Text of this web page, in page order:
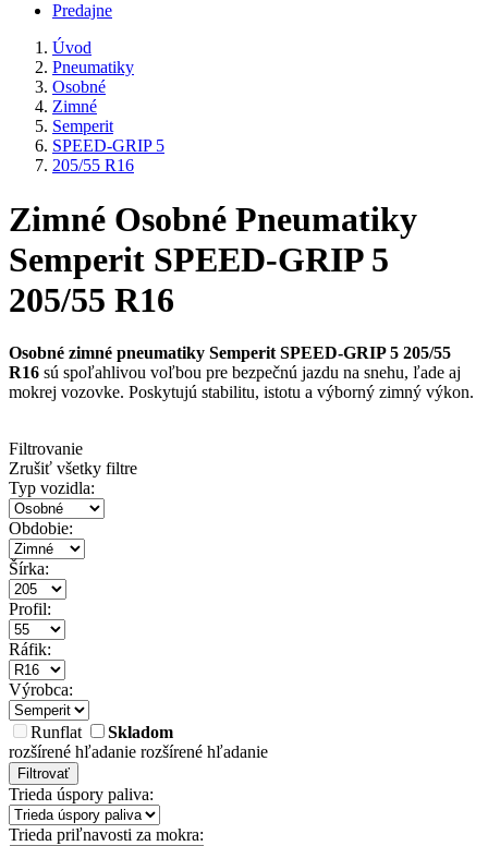
Predajne
Úvod
Pneumatiky
Osobné
Zimné
Semperit
SPEED-GRIP 5
205/55 R16
Zimné Osobné Pneumatiky
Semperit SPEED-GRIP 5
205/55 R16
Osobné zimné pneumatiky Semperit SPEED-GRIP 5 205/55
R16 sú spoľahlivou voľbou pre bezpečnú jazdu na snehu, ľade aj
mokrej vozovke. Poskytujú stabilitu, istotu a výborný zimný výkon.
Filtrovanie
Zrušiť všetky filtre
Typ vozidla:
Obdobie:
Šírka:
Profil:
Ráfik:
Výrobca:
Runflat
Skladom
rozšírené hľadanie rozšírené hľadanie
Filtrovať
Trieda úspory paliva:
Trieda priľnavosti za mokra: